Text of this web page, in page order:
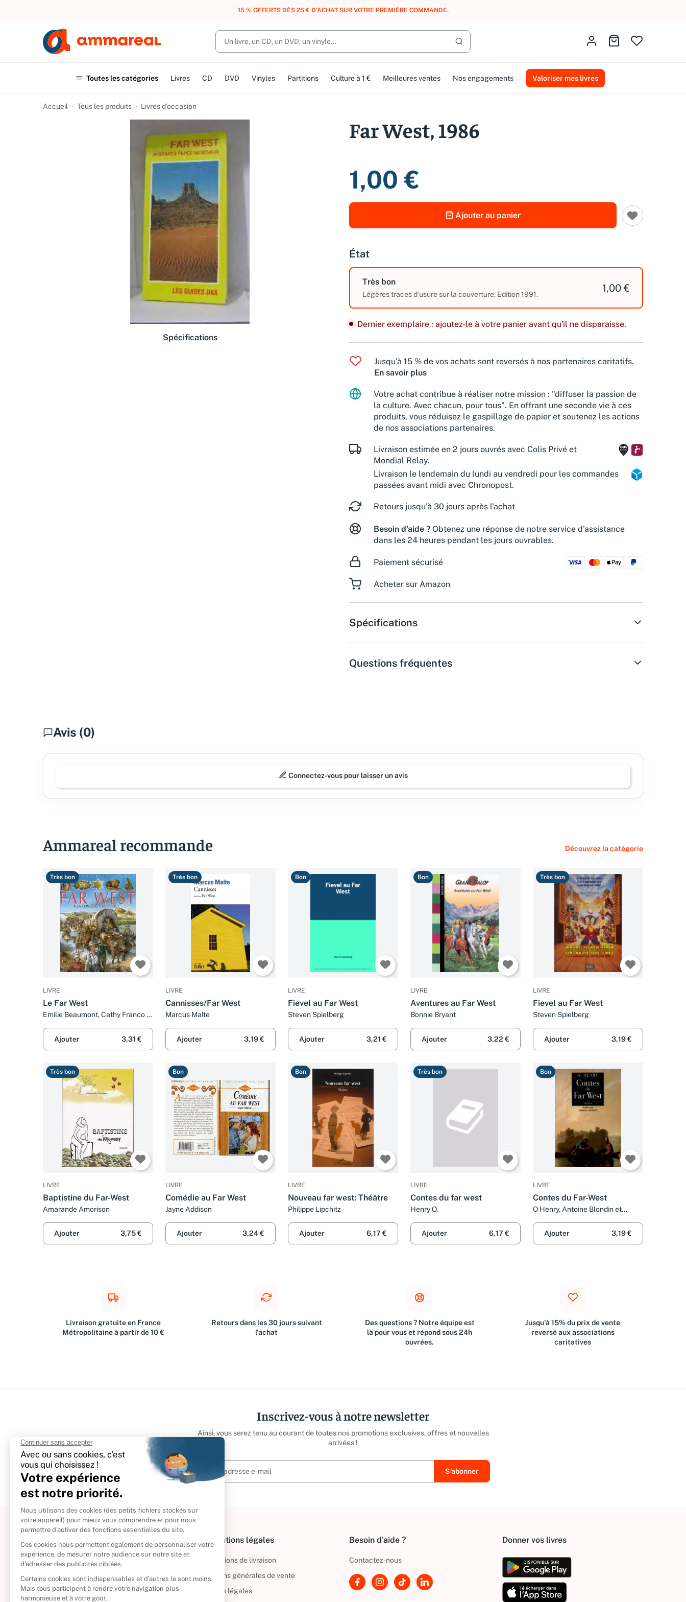
UN ACHAT, DES POINTS, DES RÉCOMPENSES :REJOIGNEZ GRATUITEMENT LE CLUB AMMAREAL.
Lancer la recherche
Identifiez-vousAller au panier
Toutes les catégories Livres CD DVD Vinyles Partitions Culture à 1 € Meilleures ventes Nos engagements Valoriser mes livres
Accueil Tous les produits Livres d’occasion
Spécifications
Far West, 1986
1,00 €
Ajouter au panier
État
Très bon
Légères traces d’usure sur la couverture. Edition 1991.
1,00 €
Dernier exemplaire : ajoutez-le à votre panier avant qu'il ne disparaisse.
Jusqu'à 15 % de vos achats sont reversés à nos partenaires caritatifs.
En savoir plus
Votre achat contribue à réaliser notre mission : "diffuser la passion de
la culture. Avec chacun, pour tous". En offrant une seconde vie à ces
produits, vous réduisez le gaspillage de papier et soutenez les actions
de nos associations partenaires.
Livraison estimée en 2 jours ouvrés avec Colis Privé et
Mondial Relay.
Livraison le lendemain du lundi au vendredi pour les commandes
passées avant midi avec Chronopost.
Retours jusqu'à 30 jours après l'achat
Besoin d'aide ? Obtenez une réponse de notre service d'assistance
dans les 24 heures pendant les jours ouvrables.
Paiement sécurisé
Acheter sur Amazon
Spécifications
Questions fréquentes
Avis (0)
Connectez-vous pour laisser un avis
Ammareal recommande Découvrez la catégorie
Très bon
LIVRE
Le Far West
Emilie Beaumont, Cathy Franco et
Ajouter
3,31 €
Très bon
LIVRE
Cannisses/Far West
Marcus Malte
Ajouter 3,19 €
Bon
LIVRE
Fievel au Far West
Steven Spielberg
Ajouter 3,21 €
Bon
LIVRE
Aventures au Far West
Bonnie Bryant
Ajouter 3,22 €
Très bon
LIVRE
Fievel au Far West
Steven Spielberg
Ajouter 3,19 €
Très bon
LIVRE
Baptistine du Far-West
Amarande Amorison
Ajouter 3,75 €
Bon
LIVRE
Comédie au Far West
Jayne Addison
Ajouter 3,24 €
Bon
LIVRE
Nouveau far west: Théâtre
Philippe Lipchitz
Ajouter 6,17 €
Très bon
LIVRE
Contes du far west
Henry O.
Ajouter 6,17 €
Bon
LIVRE
Contes du Far-West
O Henry, Antoine Blondin et
Ajouter
3,19 €
Livraison gratuite en France
Métropolitaine à partir de 10 €
Retours dans les 30 jours suivant
l'achat
Des questions ? Notre équipe est
là pour vous et répond sous 24h
ouvrées.
Jusqu'à 15% du prix de vente
reversé aux associations
caritatives
Inscrivez-vous à notre newsletter
Ainsi, vous serez tenu au courant de toutes nos promotions exclusives, offres et nouvelles
arrivées !
À propos
Politique de retour
Reprendre vos livres
Qui sommes-nous ?
Informations légales
Informations de livraison
Conditions générales de vente
Mentions légales
Besoin d'aide ?
Contactez-nous
Donner vos livres